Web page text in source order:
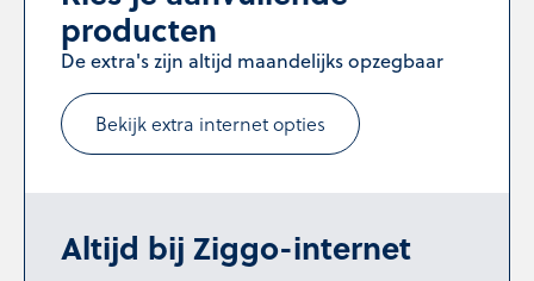
producten
De extra's zijn altijd maandelijks opzegbaar
Bekijk extra internet opties
Altijd bij Ziggo-internet